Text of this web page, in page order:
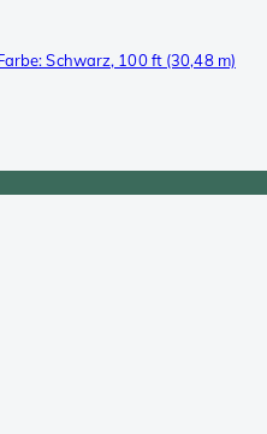
Schwarz, 100 ft (30,48 m)